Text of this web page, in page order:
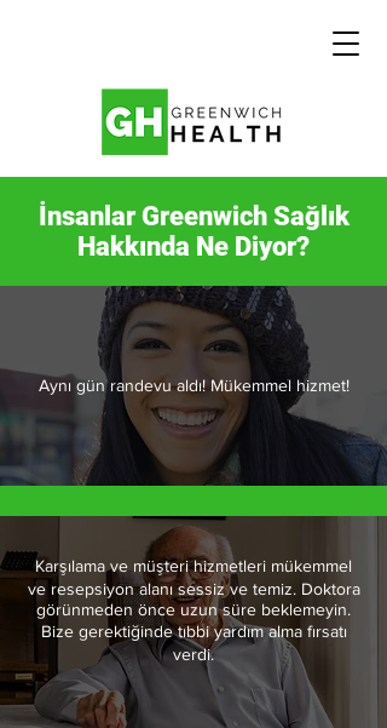
İnsanlar Greenwich Sağlık
Hakkında Ne Diyor?
Aynı gün randevu aldı! Mükemmel hizmet!
Karşılama ve müşteri hizmetleri mükemmel
ve resepsiyon alanı sessiz ve temiz. Doktora
görünmeden önce uzun süre beklemeyin.
Bize gerektiğinde tıbbi yardım alma fırsatı
verdi.